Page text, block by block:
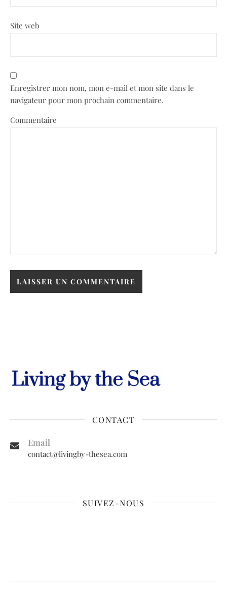
Site web
Enregistrer mon nom, mon e-mail et mon site dans le
navigateur pour mon prochain commentaire.
Commentaire
CONTACT
Email
contact@livingby-thesea.com
SUIVEZ-NOUS